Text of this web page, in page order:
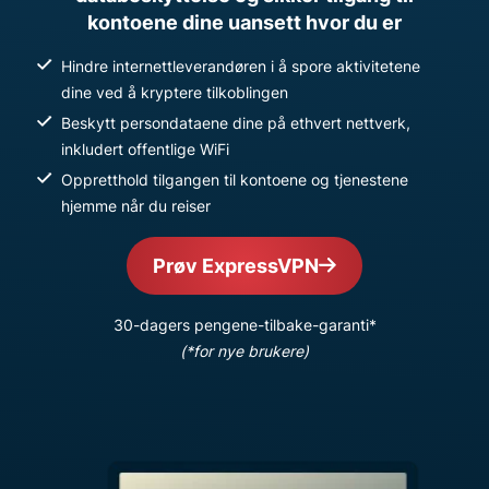
kontoene dine uansett hvor du er
Hindre internettleverandøren i å spore aktivitetene
dine ved å kryptere tilkoblingen
Beskytt persondataene dine på ethvert nettverk,
inkludert offentlige WiFi
Oppretthold tilgangen til kontoene og tjenestene
hjemme når du reiser
Prøv ExpressVPN
30-dagers pengene-tilbake-garanti*
(*for nye brukere)